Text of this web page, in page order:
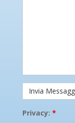
Privacy: *